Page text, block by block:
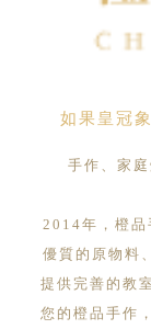
如果皇冠
手作、家庭
2014年，橙
優質的原物料
提供完善的教
您的橙品手作